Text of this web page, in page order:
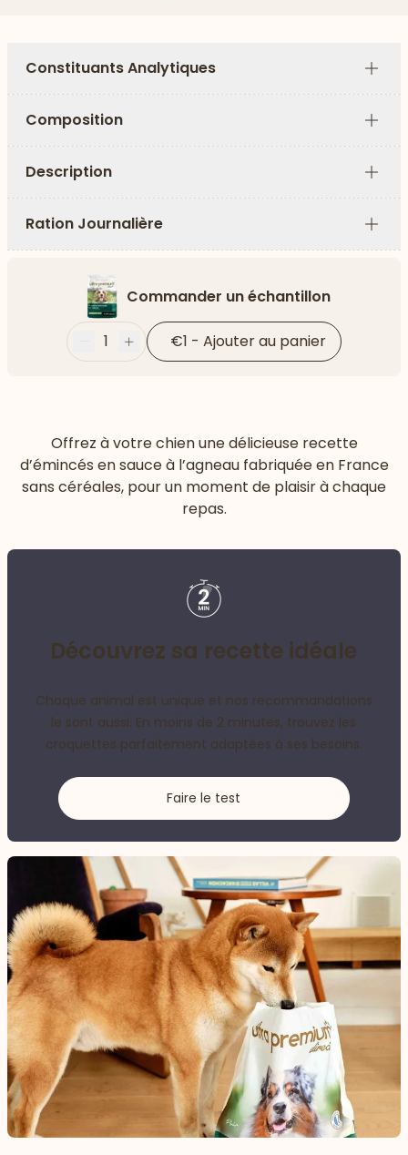
Constituants Analytiques
Plus
Composition
Plus
Description
Plus
Ration Journalière
Plus
Commander un échantillon
Moins
1 Plus €1 - Ajouter au panier
Offrez à votre chien une délicieuse recette
d’émincés en sauce à l’agneau fabriquée en France
sans céréales, pour un moment de plaisir à chaque
repas.
Découvrez sa recette idéale
Chaque animal est unique et nos recommandations
le sont aussi. En moins de 2 minutes, trouvez les
croquettes parfaitement adaptées à ses besoins.
Faire le test